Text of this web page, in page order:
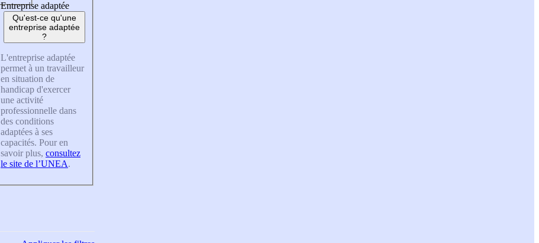
Entreprise adaptée
Qu'est-ce qu'une
entreprise adaptée
?
L'entreprise adaptée
permet à un travailleur
en situation de
handicap d'exercer
une activité
professionnelle dans
des conditions
adaptées à ses
capacités. Pour en
savoir plus, consultez
le site de l’UNEA.